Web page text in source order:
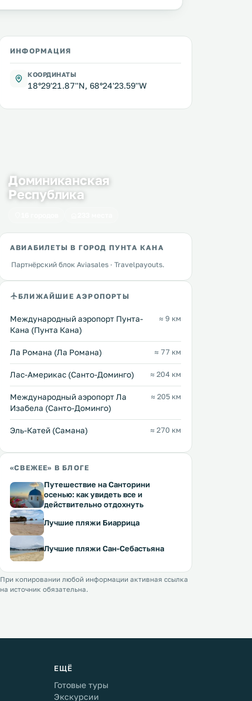
ИНФОРМАЦИЯ
КООРДИНАТЫ
18°29'21.87''N, 68°24'23.59''W
Доминиканская
Республика
АВИАБИЛЕТЫ В ГОРОД ПУНТА КАНА
Партнёрский блок Aviasales · Travelpayouts.
БЛИЖАЙШИЕ АЭРОПОРТЫ
Международный аэропорт Пунта-
Кана (Пунта Кана)
≈ 9 км
Ла Романа (Ла Романа) ≈ 77 км
Лас-Америкас (Санто-Доминго) ≈ 204 км
Международный аэропорт Ла
Изабела (Санто-Доминго)
≈ 205 км
Эль-Катей (Самана) ≈ 270 км
«СВЕЖЕЕ» В БЛОГЕ
Путешествие на Санторини
осенью: как увидеть все и
действительно отдохнуть
Лучшие пляжи Биаррица
Лучшие пляжи Сан-Себастьяна
При копировании любой информации активная ссылка
на источник обязательна.
ЕЩЁ
Готовые туры
Экскурсии